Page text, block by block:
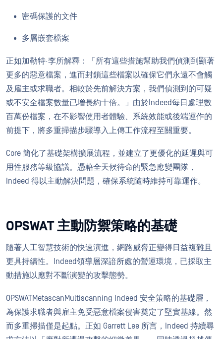
密碼保護的文件
多層嵌套檔案
正如加勒特·李所解釋：「所有這些措施幫助我們偵測到顯著
更多的惡意檔案，進而封鎖這些檔案以確保它們永遠不會觸
及雇主或求職者。相較於先前解決方案，我們偵測到的可疑
或不安全檔案數量已增長約十倍。」由於Indeed每日處理數
百萬份檔案，在不影響使用者體驗、系統效能或後端運作的
前提下，將多重掃描步驟導入上傳工作流程至關重要。
Core 簡化了基礎架構擴展流程，並建立了更優化的延遲與可
用性服務等級協議。憑藉全天候待命的緊急應變團隊，
Indeed 得以主動解決問題，確保系統隨時維持可靠運作。
OPSWAT 主動防禦策略的基礎
隨著人工智慧技術的快速演進，網路威脅正變得日益複雜且
更具持續性。Indeed領導層深諳所處的營運環境，已採取主
動措施以應對不斷演變的攻擊態勢。
OPSWATMetascanMultiscanning Indeed 安全策略的基礎層，
為保護求職者與雇主免受惡意檔案侵害奠定了堅實基線。然
而多重掃描僅是起點。正如 Garrett Lee 所言，Indeed 持續尋